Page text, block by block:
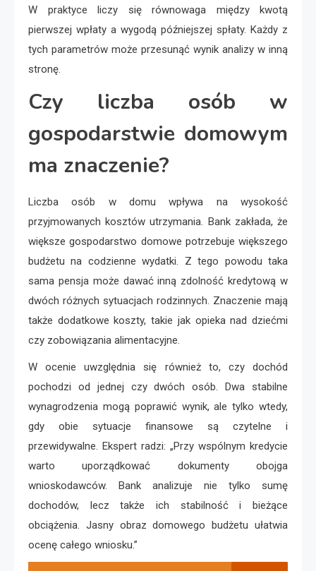
W praktyce liczy się równowaga między kwotą
pierwszej wpłaty a wygodą późniejszej spłaty. Każdy z
tych parametrów może przesunąć wynik analizy w inną
stronę.
Czy liczba osób w
gospodarstwie domowym
ma znaczenie?
Liczba osób w domu wpływa na wysokość
przyjmowanych kosztów utrzymania. Bank zakłada, że
większe gospodarstwo domowe potrzebuje większego
budżetu na codzienne wydatki. Z tego powodu taka
sama pensja może dawać inną zdolność kredytową w
dwóch różnych sytuacjach rodzinnych. Znaczenie mają
także dodatkowe koszty, takie jak opieka nad dziećmi
czy zobowiązania alimentacyjne.
W ocenie uwzględnia się również to, czy dochód
pochodzi od jednej czy dwóch osób. Dwa stabilne
wynagrodzenia mogą poprawić wynik, ale tylko wtedy,
gdy obie sytuacje finansowe są czytelne i
przewidywalne. Ekspert radzi: „Przy wspólnym kredycie
warto uporządkować dokumenty obojga
wnioskodawców. Bank analizuje nie tylko sumę
dochodów, lecz także ich stabilność i bieżące
obciążenia. Jasny obraz domowego budżetu ułatwia
ocenę całego wniosku.”